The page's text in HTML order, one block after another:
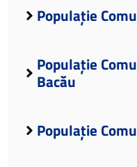
Populație
Populație
Bacău
Populație